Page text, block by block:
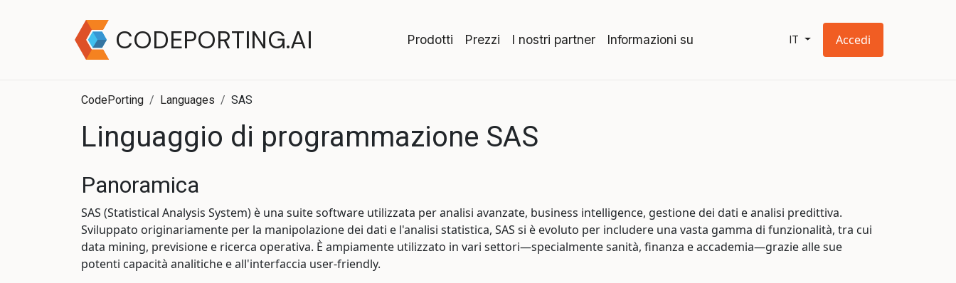
CODEPORTING.AI Prodotti Prezzi I nostri partner Informazioni su IT Accedi
CodePorting Languages SAS
Linguaggio di programmazione SAS
Panoramica
SAS (Statistical Analysis System) è una suite software utilizzata per analisi avanzate, business intelligence, gestione dei dati e analisi predittiva.
Sviluppato originariamente per la manipolazione dei dati e l'analisi statistica, SAS si è evoluto per includere una vasta gamma di funzionalità, tra cui
data mining, previsione e ricerca operativa. È ampiamente utilizzato in vari settori—specialmente sanità, finanza e accademia—grazie alle sue
potenti capacità analitiche e all'interfaccia user-friendly.